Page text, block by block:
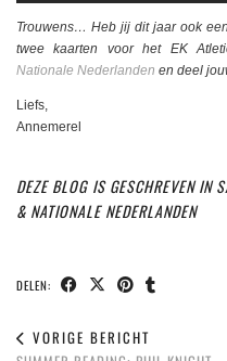
Trouwens… Heb jij dit jaar ook
twee kaarten voor het EK
Nationale Nederlanden en deel
Liefs,
Annemerel
DEZE BLOG IS GESCHREVEN IN
& NATIONALE NEDERLANDEN
DELEN:
VORIGE BERICHT